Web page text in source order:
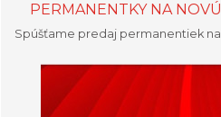
PERMANENTKY NA
Spúšťame predaj permanentiek na